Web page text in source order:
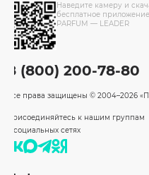
Наведите камеру и
бесплатное приложение
PARFUM — LEADER
8 (800) 200-78-80
Все права защищены © 2004–2026
Присоединяйтесь к нашим группам
в социальных сетях